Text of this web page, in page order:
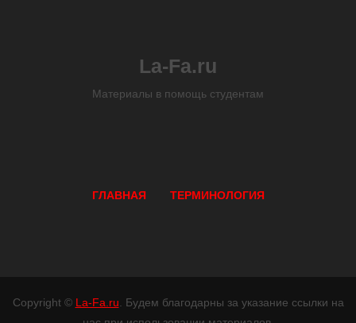
La-Fa.ru
Материалы в помощь студентам
ГЛАВНАЯ ТЕРМИНОЛОГИЯ
Copyright © La-Fa.ru . Будем благодарны за указание ссылки на